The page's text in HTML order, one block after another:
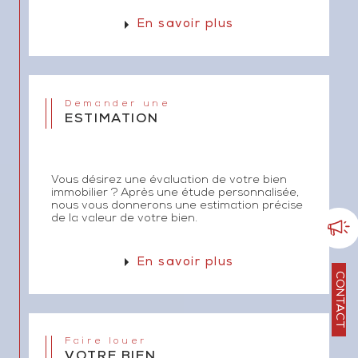
CONTACT
Votre projet immobilier est
unique, notre agence est
passionnée
Expérience, passion, écoute et expertise
constituent l'ADN de l'agence JvT Immo.
N'hésitez pas à nous contacter pour plus
d'informations ou une demande de
rendez-vous. Notre équipe vous
accompagne avec enthousiasme en
En savoir plus
Demander une
ESTIMATION
Vous désirez une évaluation de votre bien
immobilier ? Après une étude personnalisée,
nous vous donnerons une estimation précise
de la valeur de votre bien.
En savoir plus
Faire louer